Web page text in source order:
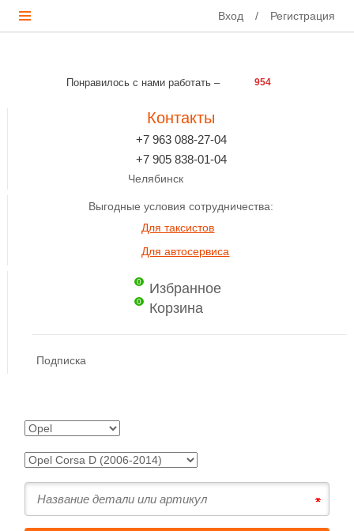
Вход / Регистрация
Понравилось с нами работать – 954
Контакты
+7 963 088-27-04
+7 905 838-01-04
Челябинск
Выгодные условия сотрудничества:
Для таксистов
Для автосервиса
0 Избранное
0 Корзина
Подписка